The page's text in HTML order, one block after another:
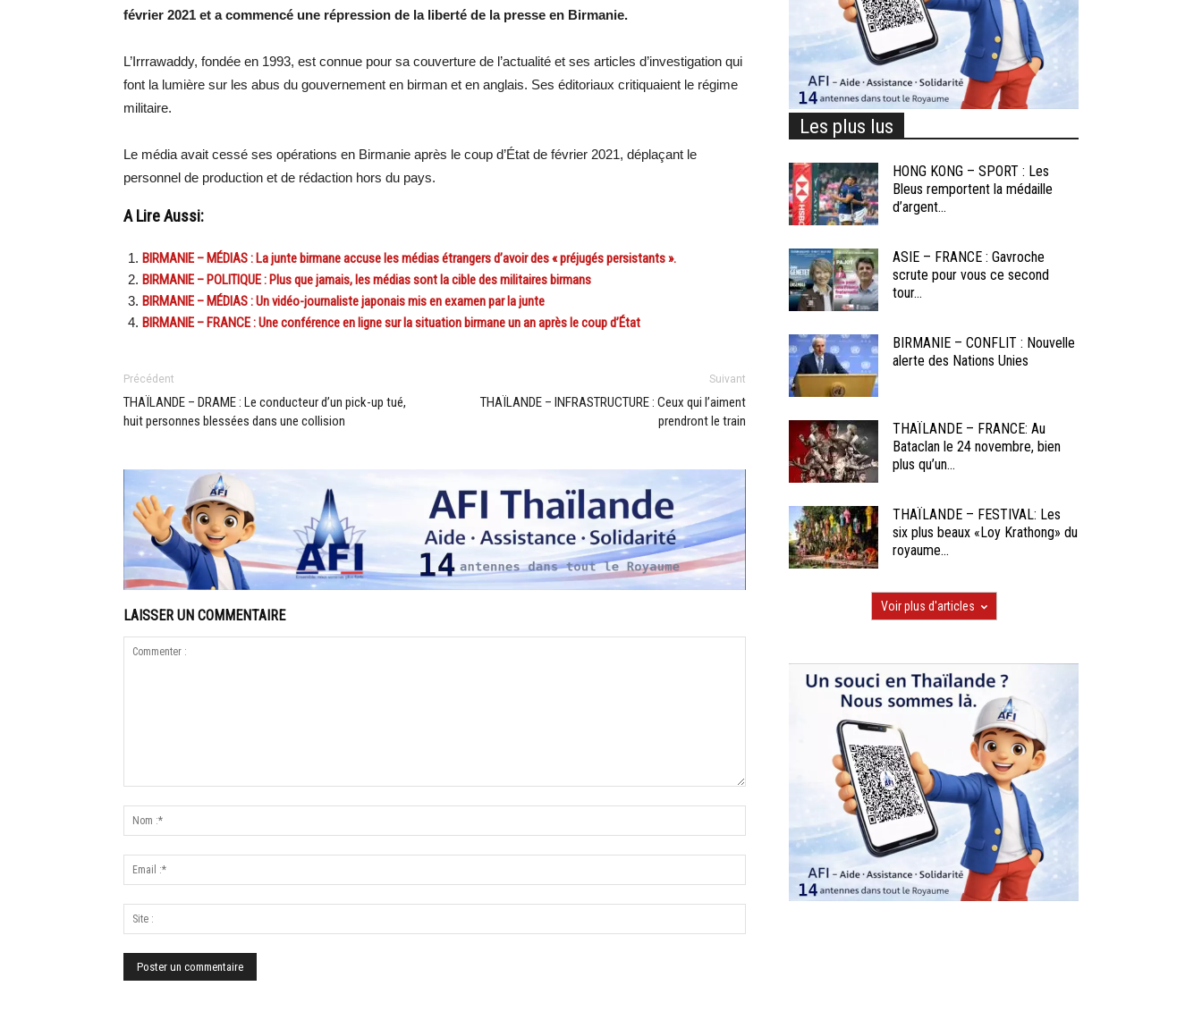
février 2021 et a commencé une répression de la liberté de la presse en Birmanie.
L’Irrrawaddy, fondée en 1993, est connue pour sa couverture de l’actualité et ses articles d’investigation qui
font la lumière sur les abus du gouvernement en birman et en anglais. Ses éditoriaux critiquaient le régime
militaire.
Le média avait cessé ses opérations en Birmanie après le coup d’État de février 2021, déplaçant le
personnel de production et de rédaction hors du pays.
A Lire Aussi:
BIRMANIE – MÉDIAS : La junte birmane accuse les médias étrangers d’avoir des « préjugés persistants ».
BIRMANIE – POLITIQUE : Plus que jamais, les médias sont la cible des militaires birmans
BIRMANIE – MÉDIAS : Un vidéo-journaliste japonais mis en examen par la junte
BIRMANIE – FRANCE : Une conférence en ligne sur la situation birmane un an après le coup d’État
Précédent
THAÏLANDE – DRAME : Le conducteur d’un pick-up tué,
huit personnes blessées dans une collision
Suivant
THAÏLANDE – INFRASTRUCTURE : Ceux qui l’aiment
prendront le train
LAISSER UN COMMENTAIRE
Les plus lus
HONG KONG – SPORT : Les
Bleus remportent la médaille
d’argent...
ASIE – FRANCE : Gavroche
scrute pour vous ce second
tour...
BIRMANIE – CONFLIT : Nouvelle
alerte des Nations Unies
THAÏLANDE – FRANCE: Au
Bataclan le 24 novembre, bien
plus qu’un...
THAÏLANDE – FESTIVAL: Les
six plus beaux «Loy Krathong» du
royaume...
Voir plus d'articles